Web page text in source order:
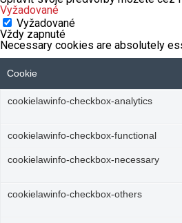
Vyžadované
Vyžadované
Vždy zapnuté
Necessary cookies are absolutely
Cookie
cookielawinfo-checkbox-analytics
cookielawinfo-checkbox-functional
cookielawinfo-checkbox-necessary
cookielawinfo-checkbox-others